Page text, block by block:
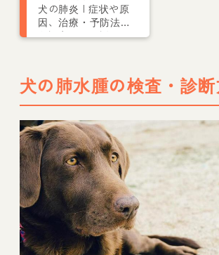
犬の肺炎 | 症状や原
因、治療・予防法な
ど認定医が解説
犬の肺水腫の検査・診